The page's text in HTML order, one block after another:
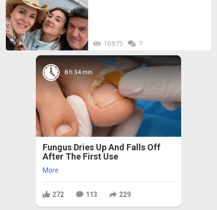
16975 7
8 h 34 min
Fungus Dries Up And Falls Off
After The First Use
More
272 113 229